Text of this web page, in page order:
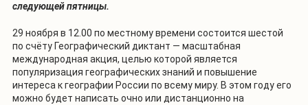
следующей пятницы.
29 ноября в 12.00 по местному времени состоится шестой
по счёту Географический диктант — масштабная
международная акция, целью которой является
популяризация географических знаний и повышение
интереса к географии России по всему миру. В этом году его
можно будет написать очно или дистанционно на